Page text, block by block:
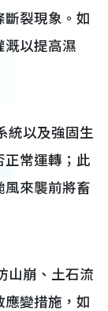
裂現象。如
溉以提高濕
統以及強固生
正常運轉；此
風來襲前將畜
山崩、土石流
變措施，如